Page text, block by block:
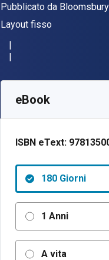
Editore
Pubblicato da
Formato
Layout fisso
SKU:
eBook
ISBN eText:
180 Giorni
1 Anni
A vita